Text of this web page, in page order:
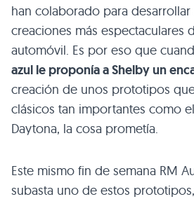
han colaborado para desarrollar
creaciones más espectaculares
automóvil. Es por eso que
azul le proponía a Shelby un
creación de unos prototipos
clásicos tan importantes como
Daytona, la cosa prometía.
Este mismo fin de semana RM
subasta uno de estos